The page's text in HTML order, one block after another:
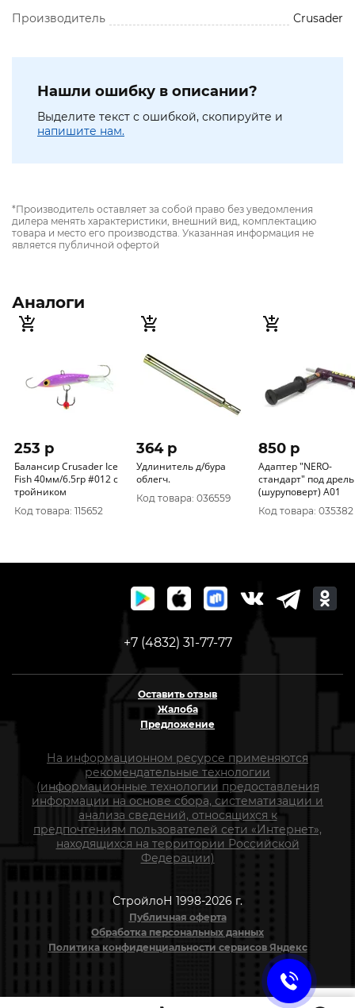
Производитель Crusader
Нашли ошибку в описании?
Выделите текст с ошибкой, скопируйте и
напишите нам.
*Производитель оставляет за собой право без уведомления
дилера менять характеристики, внешний вид, комплектацию
товара и место его производства. Указанная информация не
является публичной офертой
Аналоги
253 p
Балансир Crusader Ice
Fish 40мм/6.5гр #012 с
тройником
Код товара: 115652
364 p
Удлинитель д/бура
облегч.
Код товара: 036559
850 p
Адаптер "NERO-
стандарт" под дрель
(шуруповерт) А01
Код товара: 035382
+7 (4832) 31-77-77
Оставить отзыв
Жалоба
Предложение
На информационном ресурсе применяются
рекомендательные технологии
(информационные технологии предоставления
информации на основе сбора, систематизации и
анализа сведений, относящихся к
предпочтениям пользователей сети «Интернет»,
находящихся на территории Российской
Федерации)
СтройлоН 1998-2026 г.
Публичная оферта
Обработка персональных данных
Политика конфиденциальности сервисов Яндекс